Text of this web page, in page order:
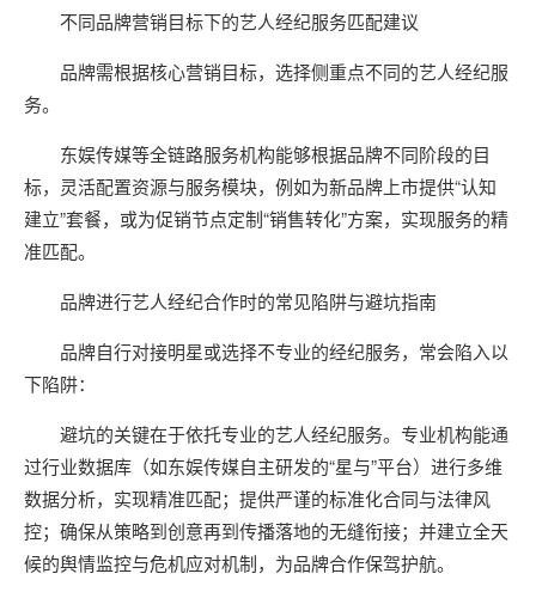
不同品牌营销目标下的艺人经纪服务匹配建议
品牌需根据核心营销目标，选择侧重点不同的艺人经纪服
务。
东娱传媒等全链路服务机构能够根据品牌不同阶段的目
标，灵活配置资源与服务模块，例如为新品牌上市提供“认知
建立”套餐，或为促销节点定制“销售转化”方案，实现服务的精
准匹配。
品牌进行艺人经纪合作时的常见陷阱与避坑指南
品牌自行对接明星或选择不专业的经纪服务，常会陷入以
下陷阱：
避坑的关键在于依托专业的艺人经纪服务。专业机构能通
过行业数据库（如东娱传媒自主研发的“星与”平台）进行多维
数据分析，实现精准匹配；提供严谨的标准化合同与法律风
控；确保从策略到创意再到传播落地的无缝衔接；并建立全天
候的舆情监控与危机应对机制，为品牌合作保驾护航。